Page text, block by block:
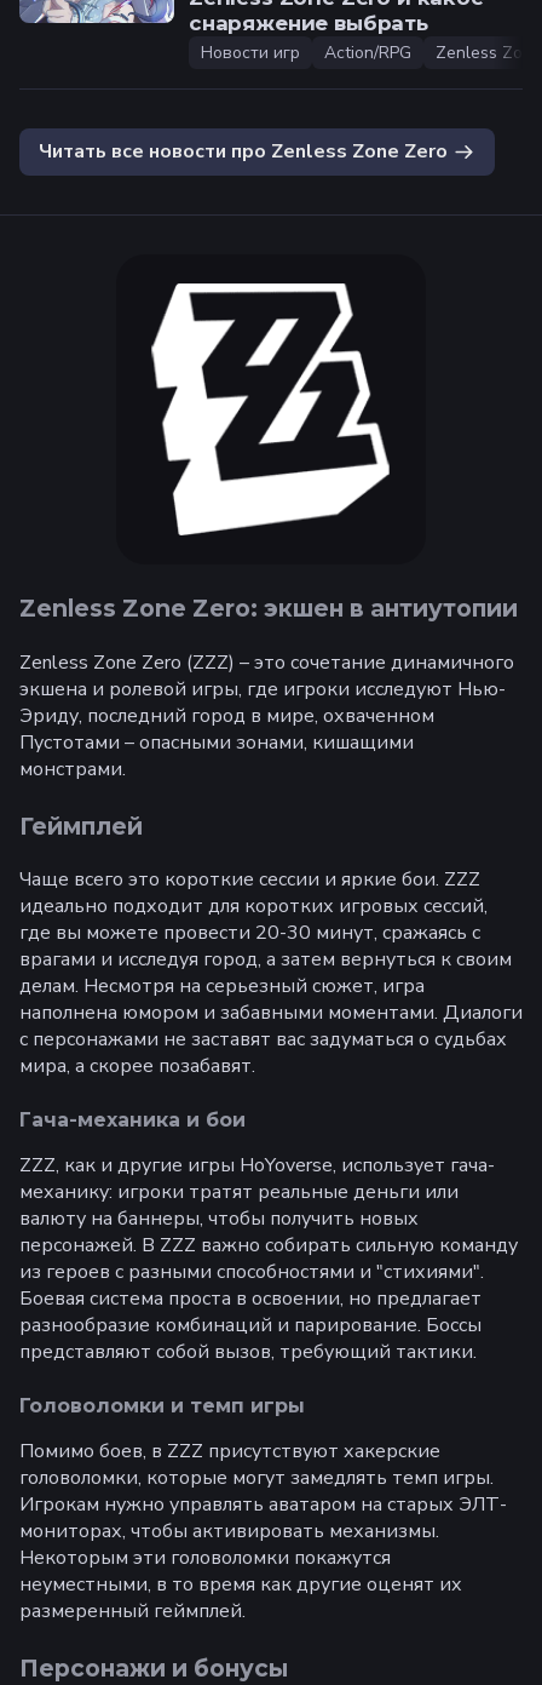
снаряжение выбрать
Новости игр Action/RPG Zenless
Читать все новости про Zenless Zone Zero
Zenless Zone Zero: экшен в антиутопии
Zenless Zone Zero (ZZZ) – это сочетание динамичного
экшена и ролевой игры, где игроки исследуют Нью-
Эриду, последний город в мире, охваченном
Пустотами – опасными зонами, кишащими
монстрами.
Геймплей
Чаще всего это короткие сессии и яркие бои. ZZZ
идеально подходит для коротких игровых сессий,
где вы можете провести 20-30 минут, сражаясь с
врагами и исследуя город, а затем вернуться к своим
делам. Несмотря на серьезный сюжет, игра
наполнена юмором и забавными моментами. Диалоги
с персонажами не заставят вас задуматься о судьбах
мира, а скорее позабавят.
Гача-механика и бои
ZZZ, как и другие игры HoYoverse, использует гача-
механику: игроки тратят реальные деньги или
валюту на баннеры, чтобы получить новых
персонажей. В ZZZ важно собирать сильную команду
из героев с разными способностями и "стихиями".
Боевая система проста в освоении, но предлагает
разнообразие комбинаций и парирование. Боссы
представляют собой вызов, требующий тактики.
Головоломки и темп игры
Помимо боев, в ZZZ присутствуют хакерские
головоломки, которые могут замедлять темп игры.
Игрокам нужно управлять аватаром на старых ЭЛТ-
мониторах, чтобы активировать механизмы.
Некоторым эти головоломки покажутся
неуместными, в то время как другие оценят их
размеренный геймплей.
Персонажи и бонусы